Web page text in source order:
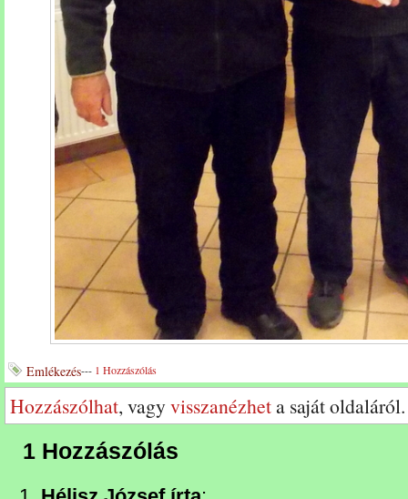
Emlékezés--- 1 Hozzászólás
Hozzászólhat, vagyvisszanézheta saját oldaláról.
1 Hozzászólás